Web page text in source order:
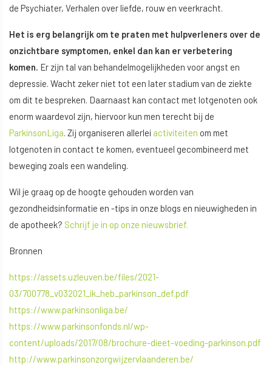
de Psychiater, Verhalen over liefde, rouw en veerkracht.
Het is erg belangrijk om te praten met hulpverleners over de
onzichtbare symptomen, enkel dan kan er verbetering
komen. Er zijn tal van behandelmogelijkheden voor angst en
depressie. Wacht zeker niet tot een later stadium van de ziekte
om dit te bespreken. Daarnaast kan contact met lotgenoten ook
enorm waardevol zijn, hiervoor kun men terecht bij de
ParkinsonLiga. Zij organiseren allerlei activiteiten om met
lotgenoten in contact te komen, eventueel gecombineerd met
beweging zoals een wandeling.
Wil je graag op de hoogte gehouden worden van
gezondheidsinformatie en -tips in onze blogs en nieuwigheden in
de apotheek? Schrijf je in op onze nieuwsbrief.
Bronnen
https://assets.uzleuven.be/files/2021-
03/700778_v032021_ik_heb_parkinson_def.pdf
https://www.parkinsonliga.be/
https://www.parkinsonfonds.nl/wp-
content/uploads/2017/08/brochure-dieet-voeding-parkinson.pdf
http://www.parkinsonzorgwijzervlaanderen.be/